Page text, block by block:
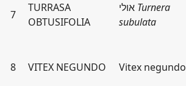
7
TURRASA
OBTUSIFOLIA
Turnera
subulata
8 VITEX NEGUNDO Vitex negundo